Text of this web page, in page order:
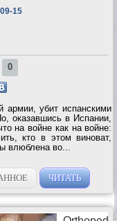
15
0
армии, убит испанскими
оказавшись в Испании,
на войне как на войне:
кто в этом виноват,
влюблена во...
ЧИТАТЬ